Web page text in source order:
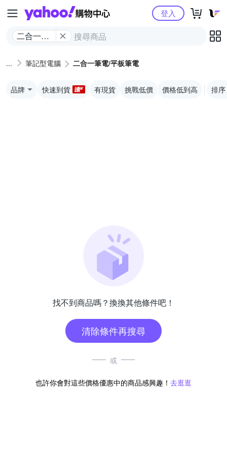
Yahoo購物中心
二合一筆
電
登入
筆記型電腦 二合一筆電/平板筆電
品牌 快速到貨 有現貨 挑戰低價 價格低到高 排序
找不到商品嗎？換換其他條件吧！
清除條件再搜尋
或
也許你會對這些價格優惠中的商品感興趣！ 去逛逛